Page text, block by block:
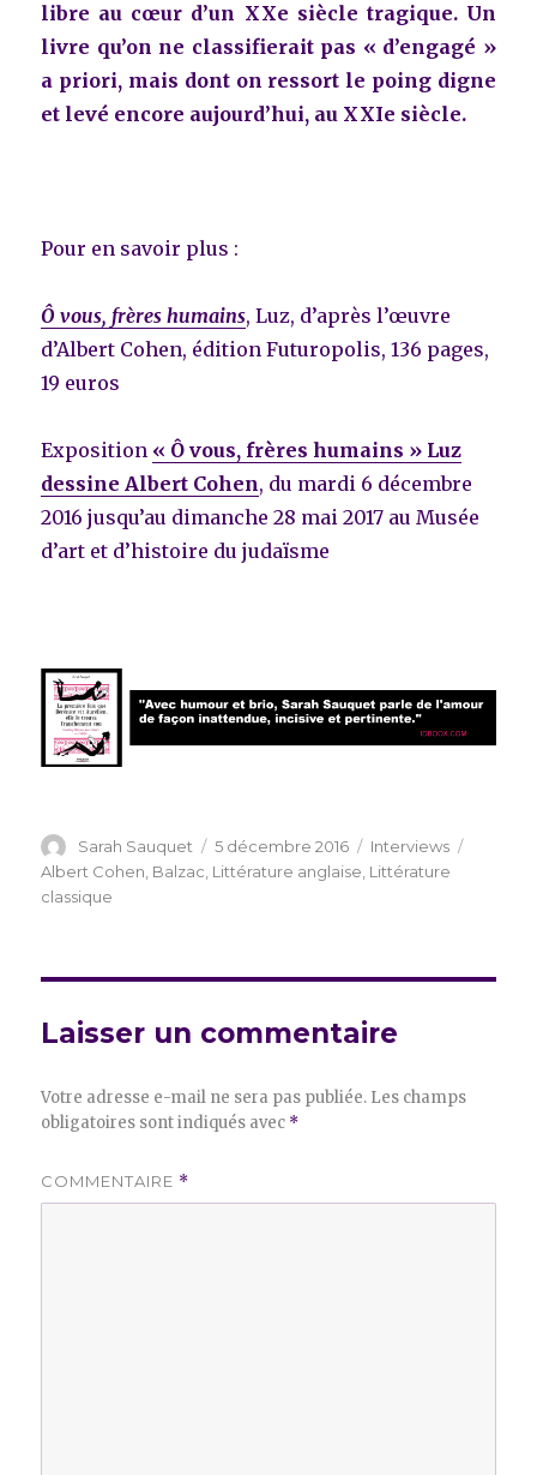
libre au cœur d’un XXe siècle tragique. Un
livre qu’on ne classifierait pas « d’engagé »
a priori, mais dont on ressort le poing digne
et levé encore aujourd’hui, au XXIe siècle.
Pour en savoir plus :
Ô vous, frères humains, Luz, d’après l’œuvre
d’Albert Cohen, édition Futuropolis, 136 pages,
19 euros
Exposition « Ô vous, frères humains » Luz
dessine Albert Cohen, du mardi 6 décembre
2016 jusqu’au dimanche 28 mai 2017 au Musée
d’art et d’histoire du judaïsme
Auteur
Sarah Sauquet
Publié
le
5 décembre 2016 Catégories
Interviews
Albert Cohen Balzac Littérature anglaise Littérature
classique
Laisser un commentaire
Votre adresse e-mail ne sera pas publiée. Les champs
obligatoires sont indiqués avec *
COMMENTAIRE *